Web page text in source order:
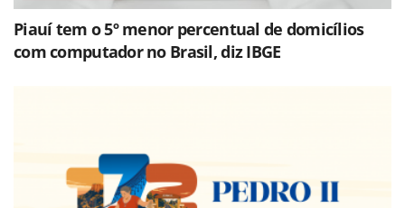
Piauí tem o 5º menor percentual de domicílios
com computador no Brasil, diz IBGE